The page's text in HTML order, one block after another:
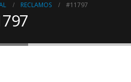
RECLAMOS #11797